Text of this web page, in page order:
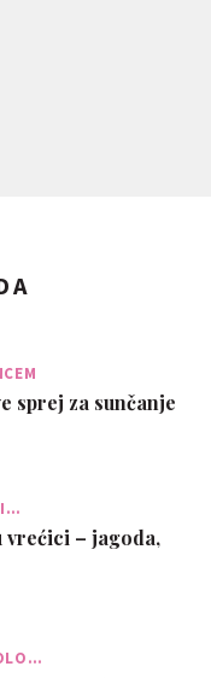
sprej za sunčanje
I…
vrećici – jagoda,